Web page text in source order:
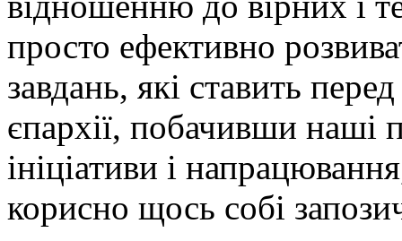
просто ефективно
завдань, які ставить
єпархії, побачивши наші
ініціативи і
корисно щось собі